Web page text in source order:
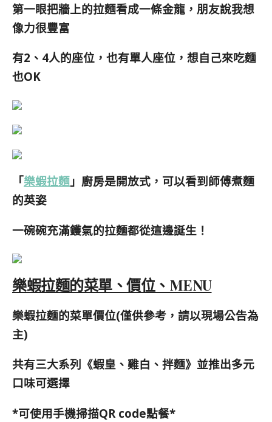
第一眼把牆上的拉麵看成一條金龍，朋友說我想
像力很豐富
有2、4人的座位，也有單人座位，想自己來吃麵
也OK
「樂蝦拉麵 」廚房是開放式，可以看到師傅煮麵
的英姿
一碗碗充滿鑊氣的拉麵都從這邊誕生！
樂蝦拉麵的菜單、價位、MENU
樂蝦拉麵的菜單價位(僅供參考，請以現場公告為
主)
共有三大系列《蝦皇、雞白、拌麵》並推出多元
口味可選擇
*可使用手機掃描QR code點餐*